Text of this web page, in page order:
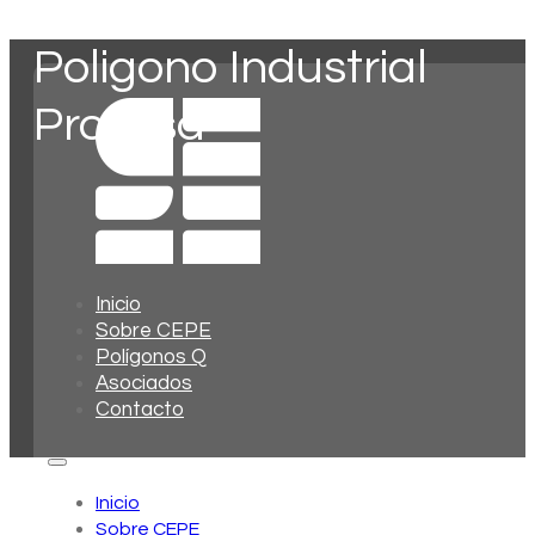
Inicio
Sobre CEPE
Polígonos Q
Asociados
Contacto
Inicio
Sobre CEPE
Poligono Industrial
Promisa